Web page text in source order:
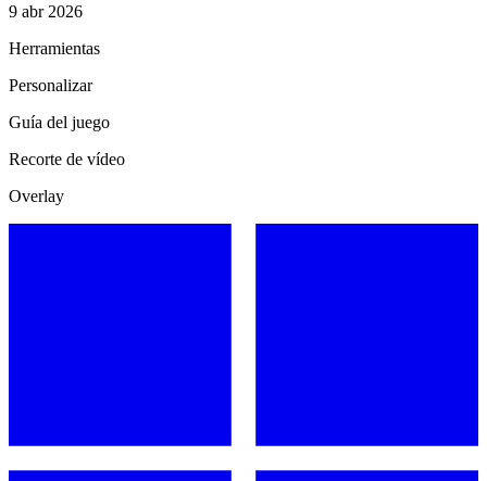
9 abr 2026
Herramientas
Personalizar
Guía del juego
Recorte de vídeo
Overlay